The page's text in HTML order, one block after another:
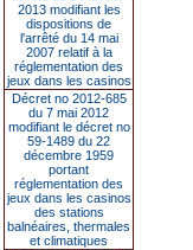
2013 modifiant les
dispositions de
l'arrêté du 14 mai
2007 relatif à la
réglementation des
jeux dans les casinos
Décret no 2012-685
du 7 mai 2012
modifiant le décret no
59-1489 du 22
décembre 1959
portant
réglementation des
jeux dans les casinos
des stations
balnéaires, thermales
et climatiques